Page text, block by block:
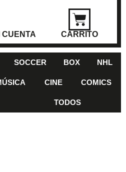
CUENTA CARRITO
SOCCER BOX NHL
CINE COMICS
TODOS